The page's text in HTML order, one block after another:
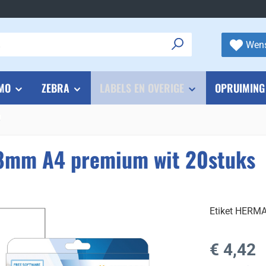
ZEBRA LABELS EN OVERIGE OPRUIMING
A4 premium wit 20stuks
Etiket
Normale prijs:
€ 4,42